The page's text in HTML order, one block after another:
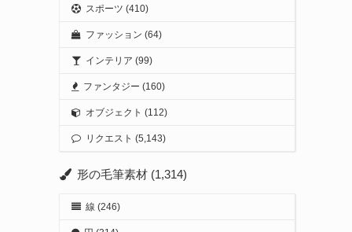
スポーツ (410)
ファッション (64)
インテリア (99)
ファンタジー (160)
オブジェクト (112)
リクエスト (5,143)
形の毛筆素材 (1,314)
線 (246)